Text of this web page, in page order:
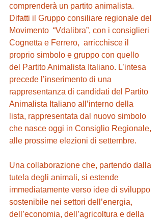
comprenderà un partito animalista.
Difatti il Gruppo consiliare regionale del
Movimento  “Vdalibra”, con i consiglieri
Cognetta e Ferrero,  arricchisce il
proprio simbolo e gruppo con quello
del Partito Animalista Italiano. L’intesa
precede l’inserimento di una
rappresentanza di candidati del Partito
Animalista Italiano all’interno della
lista, rappresentata dal nuovo simbolo
che nasce oggi in Consiglio Regionale,
alle prossime elezioni di settembre.
Una collaborazione che, partendo dalla
tutela degli animali, si estende
immediatamente verso idee di sviluppo
sostenibile nei settori dell’energia,
dell’economia, dell’agricoltura e della